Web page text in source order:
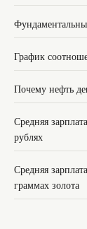
График
Почему нефть
Средняя
рублях
Средняя
граммах золота